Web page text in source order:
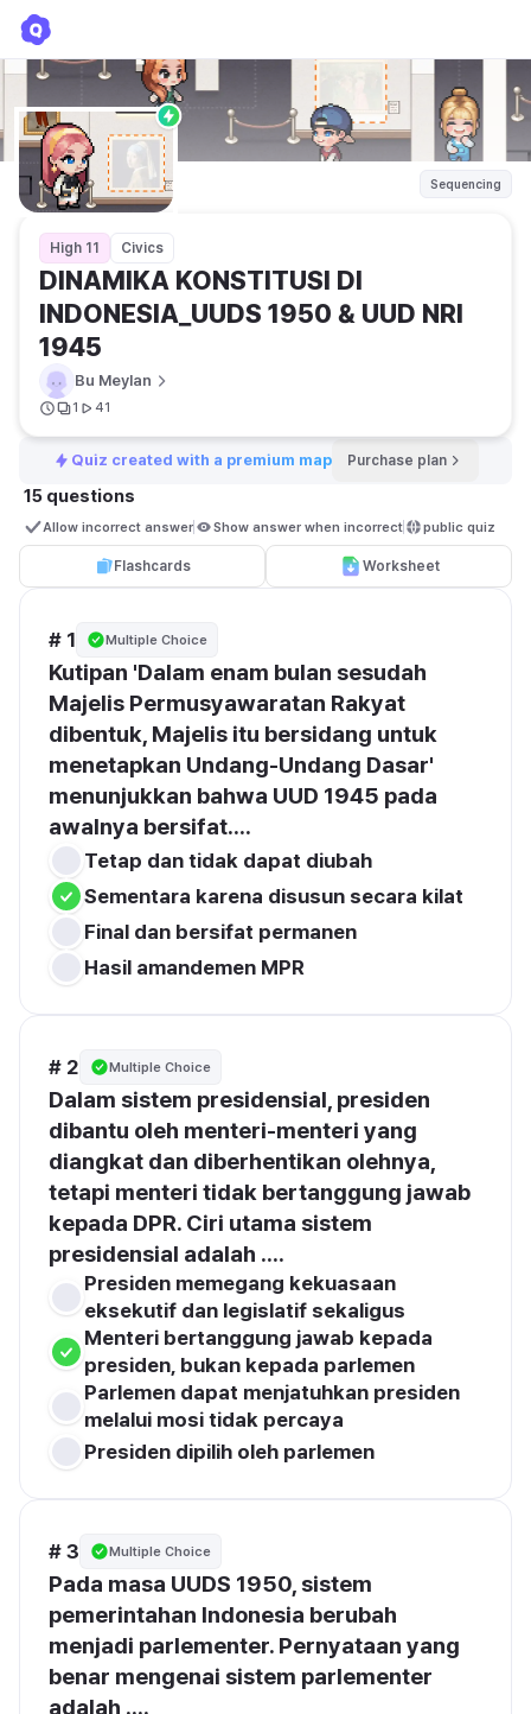
Sequencing
High 11 Civics
DINAMIKA KONSTITUSI DI
INDONESIA_UUDS 1950 & UUD NRI
1945
Bu Meylan
1 41
Quiz created with a premium map Purchase plan
15 questions
Allow incorrect answer Show answer when incorrect public quiz
Flashcards Worksheet
# 1 Multiple Choice
Kutipan 'Dalam enam bulan sesudah
Majelis Permusyawaratan Rakyat
dibentuk, Majelis itu bersidang untuk
menetapkan Undang-Undang Dasar'
menunjukkan bahwa UUD 1945 pada
awalnya bersifat....
Tetap dan tidak dapat diubah
Sementara karena disusun secara kilat
Final dan bersifat permanen
Hasil amandemen MPR
# 2 Multiple Choice
Dalam sistem presidensial, presiden
dibantu oleh menteri-menteri yang
diangkat dan diberhentikan olehnya,
tetapi menteri tidak bertanggung jawab
kepada DPR. Ciri utama sistem
presidensial adalah ....
Presiden memegang kekuasaan
eksekutif dan legislatif sekaligus
Menteri bertanggung jawab kepada
presiden, bukan kepada parlemen
Parlemen dapat menjatuhkan presiden
melalui mosi tidak percaya
Presiden dipilih oleh parlemen
# 3 Multiple Choice
Pada masa UUDS 1950, sistem
pemerintahan Indonesia berubah
menjadi parlementer. Pernyataan yang
benar mengenai sistem parlementer
adalah ....